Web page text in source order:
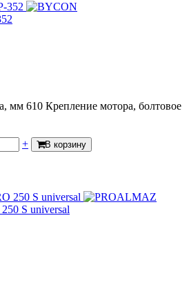
мм 610 Крепление мотора, болтовое
+ В корзину
S universal